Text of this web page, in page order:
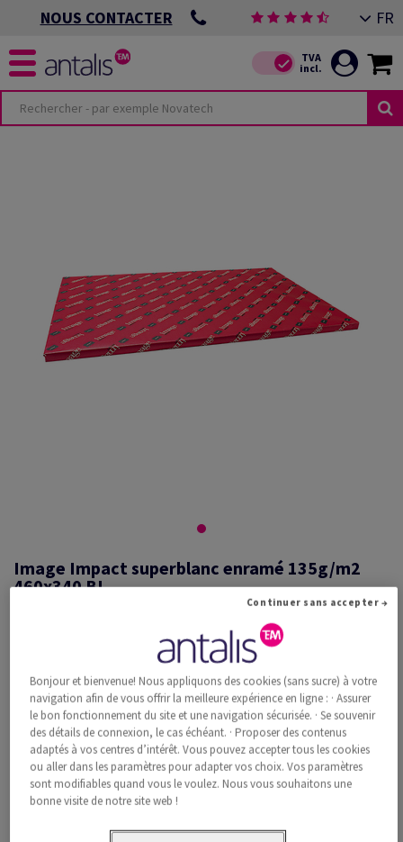
NOUS CONTACTER FR
Image Impact superblanc enramé 135g/m2
460x340 BL
Image, Impact, superblanc, sans bois ECF, 135g/m2, 460mm x 340mm,
BL, Paquet de 500 feuilles, FSC Mix Credit
Information additionnelle
Recommander ce produit
Prix catalogue TVA incl.
CHF 343.54 33.92% Rabais
à partir de
Bonjour et bienvenue! Nous appliquons des cookies (sans sucre) à votre
navigation afin de vous offrir la meilleure expérience en ligne : · Assurer
le bon fonctionnement du site et une navigation sécurisée. · Se souvenir
des détails de connexion, le cas échéant. · Proposer des contenus
adaptés à vos centres d’intérêt. Vous pouvez accepter tous les cookies
ou aller dans les paramètres pour adapter vos choix. Vos paramètres
sont modifiables quand vous le voulez. Nous vous souhaitons une
bonne visite de notre site web !
Continuer sans accepter →